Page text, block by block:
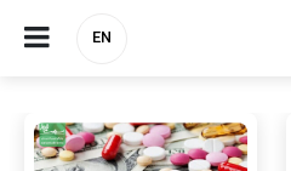
EN